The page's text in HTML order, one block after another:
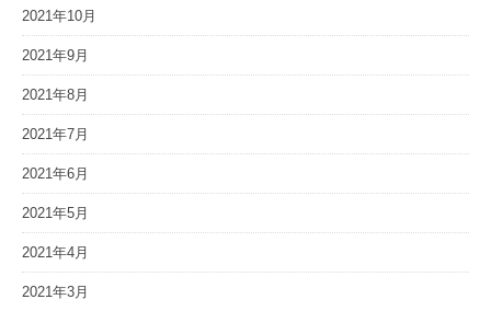
2021年10月
2021年9月
2021年8月
2021年7月
2021年6月
2021年5月
2021年4月
2021年3月